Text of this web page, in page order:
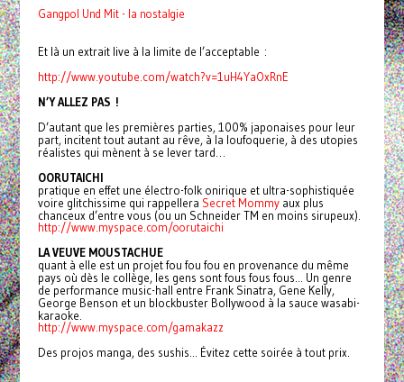
Gangpol Und Mit - la nostalgie
Et là un extrait live à la limite de l’acceptable :
http://www.youtube.com/watch?v=1uH4YaOxRnE
N’Y ALLEZ PAS !
D’autant que les premières parties, 100% japonaises pour leur
part, incitent tout autant au rêve, à la loufoquerie, à des utopies
réalistes qui mènent à se lever tard…
OORUTAICHI
pratique en effet une électro-folk onirique et ultra-sophistiquée
voire glitchissime qui rappellera Secret Mommyaux plus
chanceux d’entre vous (ou un Schneider TM en moins sirupeux).
http://www.myspace.com/oorutaichi
LA VEUVE MOUSTACHUE
quant à elle est un projet fou fou fou en provenance du même
pays où dès le collège, les gens sont fous fous fous... Un genre
de performance music-hall entre Frank Sinatra, Gene Kelly,
George Benson et un blockbuster Bollywood à la sauce wasabi-
karaoke.
http://www.myspace.com/gamakazz
Des projos manga, des sushis... Évitez cette soirée à tout prix.